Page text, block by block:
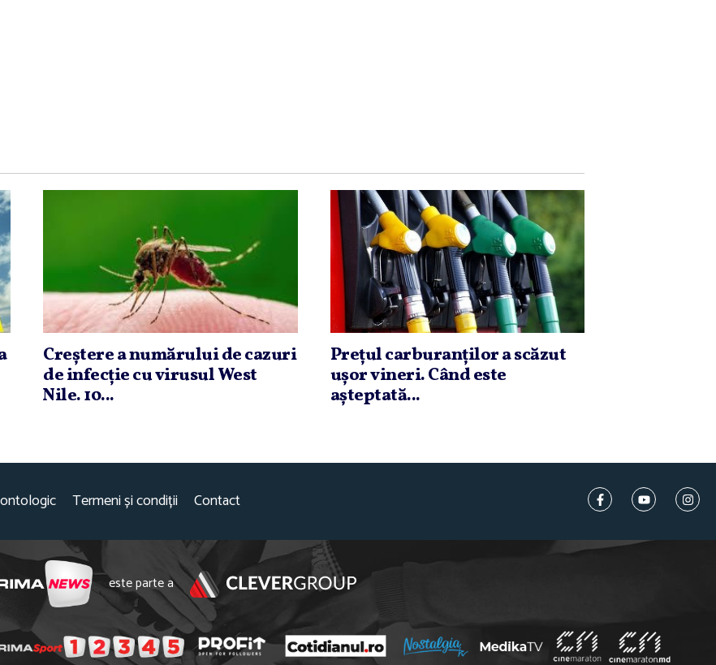
Creştere a numărului de cazuri
de infecţie cu virusul West
Nile. 10...
Preţul carburanţilor a scăzut
uşor vineri. Când este
aşteptată...
Termeni și condiții Contact
este parte a